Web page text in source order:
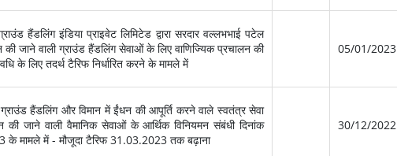
हैंडलिंग इंडिया प्राइवेट लिमिटेड द्वारा सरदार वल्लभभाई पटेल
की जाने वाली ग्राउंड हैंडलिंग सेवाओं के लिए वाणिज्यिक प्रचालन की
लिए तदर्थ टैरिफ निर्धारित करने के मामले में
05/01/2023
हैंडलिंग और विमान में ईंधन की आपूर्ति करने वाले स्वतंत्र सेवा
की जाने वाली वैमानिक सेवाओं के आर्थिक विनियमन संबंधी दिनांक
में - मौजूदा टैरिफ 31.03.2023 तक बढ़ाना
30/12/2022